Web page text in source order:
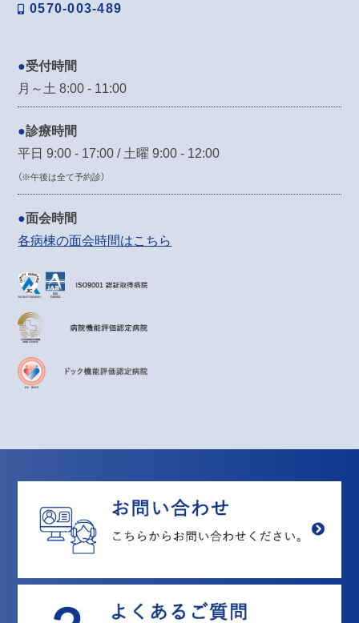
0570-003-489
受付時間
月～土 8:00 - 11:00
診療時間
平日 9:00 - 17:00 / 土曜 9:00 - 12:00
（※午後は全て予約診）
面会時間
各病棟の面会時間はこちら